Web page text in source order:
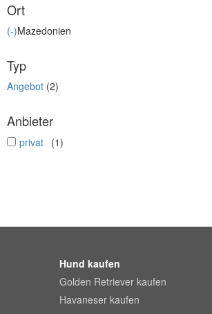
Ort
(-)Mazedonien
Typ
Angebot (2)
Anbieter
undefined
privat (1)
Hund kaufen
Golden Retriever kaufen
Havaneser kaufen